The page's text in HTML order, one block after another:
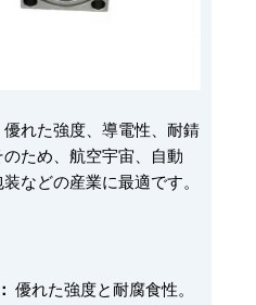
れた強度、導電性、耐錆
ため、航空宇宙、自動
などの産業に最適です。
優れた強度と耐腐食性。